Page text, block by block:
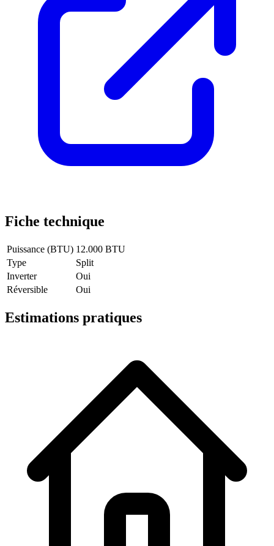
Fiche technique
Puissance (BTU) 12.000 BTU
Type
Split
Inverter
Oui
Réversible
Oui
Estimations pratiques